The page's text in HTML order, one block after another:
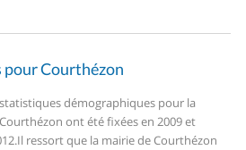
Courthézon
démographiques pour la
ont été fixées en 2009 et
Il ressort que la mairie de Courthézon